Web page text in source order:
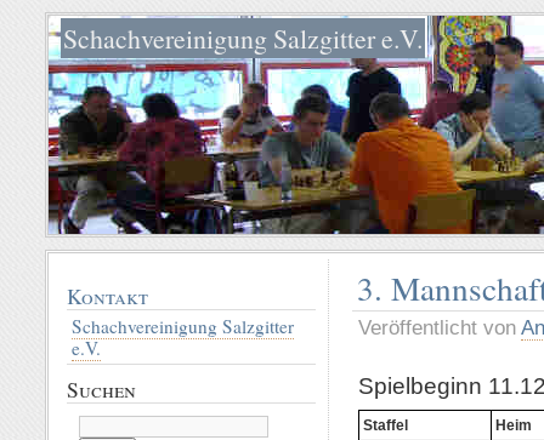
Schachvereinigung Salzgitter e.V.
3.
Veröffentlicht von
Spielbeginn
Staffel
Heim
Kontakt
Schachvereinigung Salzgitter
e.V.
Suchen